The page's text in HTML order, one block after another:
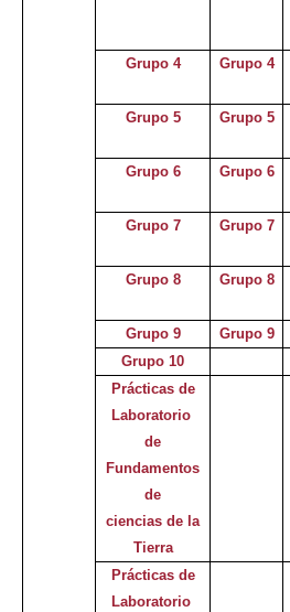
Grupo 4
Grupo 4
Grupo 5
Grupo 5
Grupo 6
Grupo 6
Grupo 7
Grupo 7
Grupo 8
Grupo 8
Grupo 9
Grupo 9
Grupo 10
Prácticas de
Laboratorio
de
Fundamentos
de
ciencias de la
Tierra
Prácticas de
Laboratorio